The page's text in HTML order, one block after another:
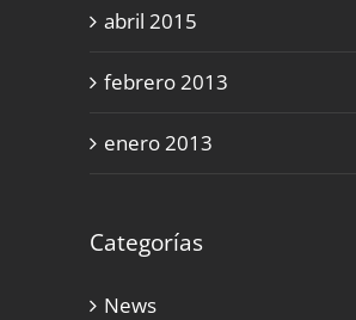
abril 2015
febrero 2013
enero 2013
Categorías
News